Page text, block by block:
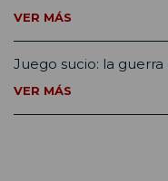
VER MÁS
Juego sucio: la
VER MÁS